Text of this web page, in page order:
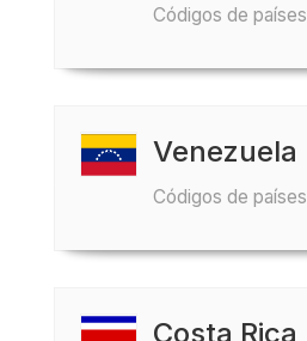
Códigos de países
Venezuela
Códigos de países
Costa Rica